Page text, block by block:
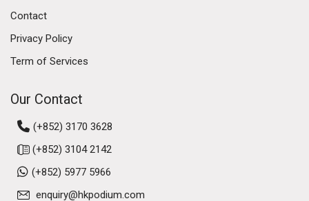
Contact
Privacy Policy
Term of Services
Our Contact
(+852) 3170 3628
(+852) 3104 2142
(+852) 5977 5966
enquiry@hkpodium.com